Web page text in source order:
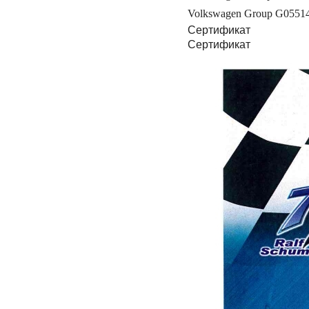
Volkswagen Group
Сертификат
Сертификат